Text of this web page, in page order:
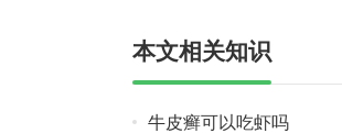
本文相关知识
牛皮癣可以吃虾吗